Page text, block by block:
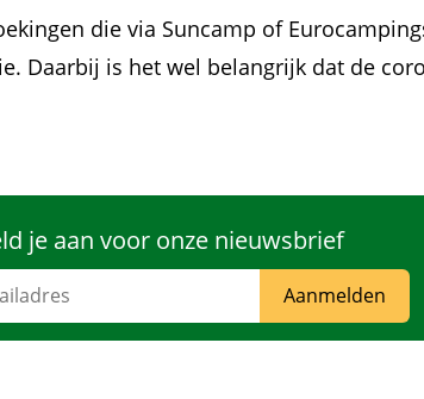
die via Suncamp of
Daarbij is het wel belangrijk dat de
je aan voor onze nieuwsbrief
Aanmelden